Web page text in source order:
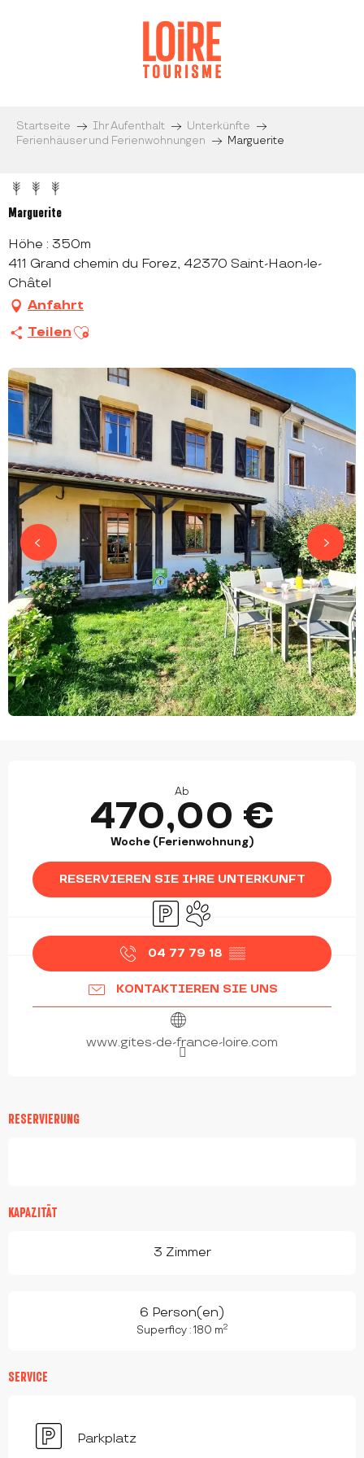
Startseite Ihr Aufenthalt
Unterkünfte
Ferienhäuser und Ferienwohnungen
Marguerite
Marguerite
Höhe : 350m
411 Grand chemin du Forez, 42370 Saint-Haon-le-
Châtel
Anfahrt
Teilen Ajouter aux favoris
Ab
470,00 €
Woche (Ferienwohnung)
RESERVIEREN SIE IHRE UNTERKUNFT
ParkplatzTiere erlaubt
04 77 79 18 ▒▒
KONTAKTIEREN SIE UNS
www.gites-de-france-loire.com
RESERVIERUNG
KAPAZITÄT
3 Zimmer
6 Person(en)
Superficy : 180 m2
SERVICE
Parkplatz